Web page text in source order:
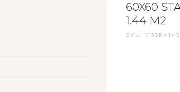
60X60
1.44 M2
SKU: